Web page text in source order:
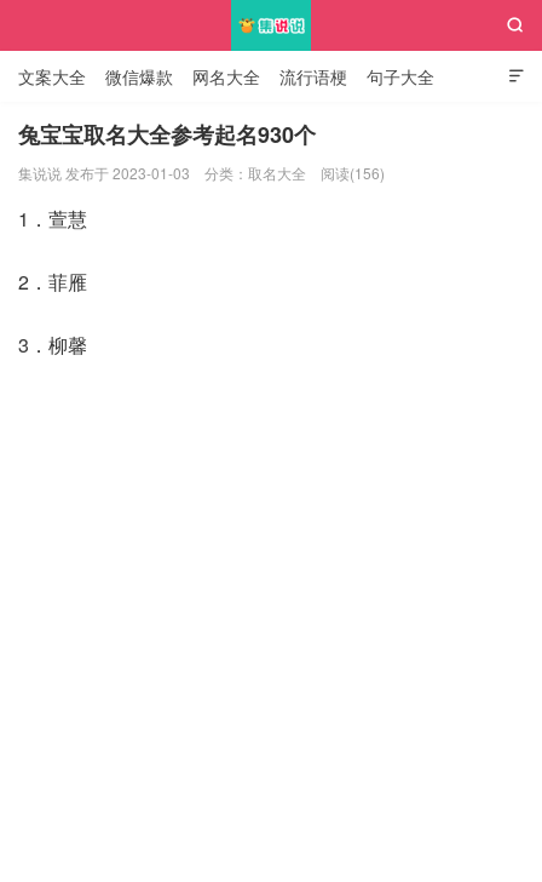

文案大全 微信爆款 网名大全 流行语梗 句子大全
知识大全

兔宝宝取名大全参考起名930个
集说说 发布于 2023-01-03 分类： 取名大全 阅读(156)
1．萱慧
2．菲雁
3．柳馨